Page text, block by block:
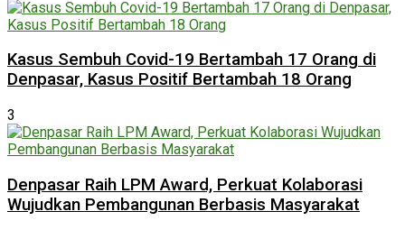
Kasus Sembuh Covid-19 Bertambah 17 Orang di
Denpasar, Kasus Positif Bertambah 18 Orang
3
Denpasar Raih LPM Award, Perkuat Kolaborasi
Wujudkan Pembangunan Berbasis Masyarakat